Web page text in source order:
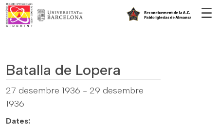
☰
Batalla de Lopera
27 desembre 1936 - 29 desembre
1936
Dates: